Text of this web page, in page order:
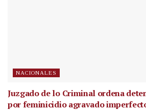
NACIONALES
Juzgado de lo Criminal ordena
por feminicidio agravado